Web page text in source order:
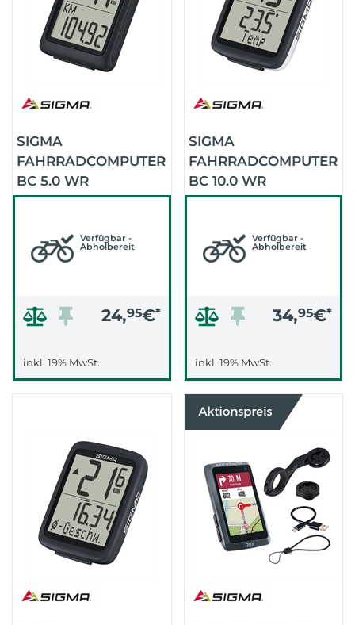
SIGMA
FAHRRADCOMPUTER
BC 5.0 WR
Verfügbar -
Abholbereit
24,95€*
inkl. 19% MwSt.
SIGMA
FAHRRADCOMPUTER
BC 10.0 WR
(SCHWARZ)
Verfügbar -
Abholbereit
34,95€*
inkl. 19% MwSt.